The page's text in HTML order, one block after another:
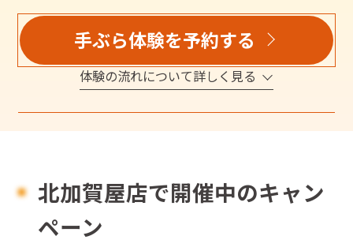
手ぶら体験を予約する
体験の流れについて詳しく見る
北加賀屋店で開催中のキャン
ペーン